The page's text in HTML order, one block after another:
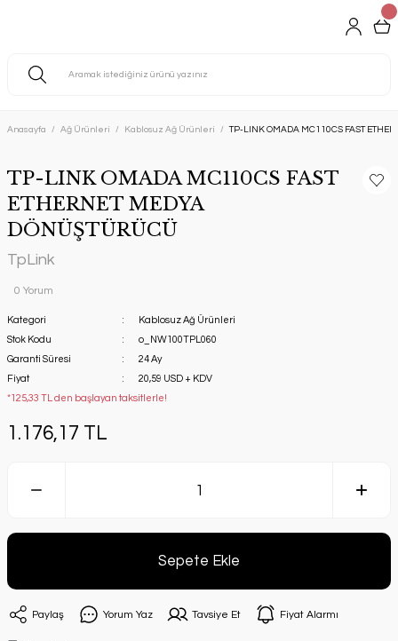
Anasayfa Ağ Ürünleri Kablosuz Ağ Ürünleri TP-LINK OMADA MC110CS FAST
TP-LINK OMADA MC110CS FAST
ETHERNET MEDYA
DÖNÜŞTÜRÜCÜ
TpLink
0 Yorum
Kategori
Kablosuz Ağ Ürünleri
Stok Kodu
o_NW100TPL060
Garanti Süresi
24 Ay
Fiyat
20,59 USD + KDV
*125,33 TL den başlayan taksitlerle!
1.176,17 TL
Sepete Ekle
Paylaş Yorum Yaz Tavsiye Et Fiyat Alarmı